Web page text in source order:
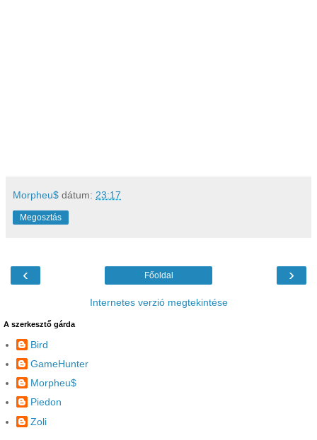
Morpheu$ dátum: 23:17
Megosztás
‹ ›
Főoldal
Internetes verzió megtekintése
A szerkesztő gárda
Bird
GameHunter
Morpheu$
Piedon
Zoli